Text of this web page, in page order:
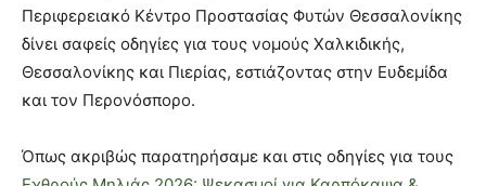
Περιφερειακό Κέντρο Προστασίας Φυτών Θεσσαλονίκης
δίνει σαφείς οδηγίες για τους νομούς Χαλκιδικής,
Θεσσαλονίκης και Πιερίας, εστιάζοντας στην Ευδεμίδα
και τον Περονόσπορο.
Όπως ακριβώς παρατηρήσαμε και στις οδηγίες για τους